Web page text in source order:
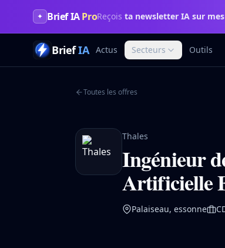
✦ Brief IAProReçois ta newsletter IA sur
BriefIA Actus Secteurs Outils
Toutes les offres
Thales
Ingénieur
Artificielle
Palaiseau, essonne